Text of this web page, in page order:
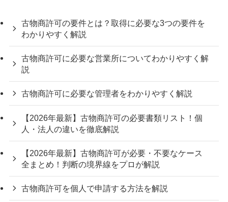
古物商許可の要件とは？取得に必要な3つの要件を
わかりやすく解説
古物商許可に必要な営業所についてわかりやすく解
説
古物商許可に必要な管理者をわかりやすく解説
【2026年最新】古物商許可の必要書類リスト！個
人・法人の違いを徹底解説
【2026年最新】古物商許可が必要・不要なケース
全まとめ！判断の境界線をプロが解説
古物商許可を個人で申請する方法を解説